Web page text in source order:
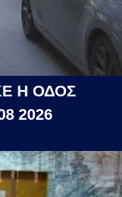
Η ΟΔΟΣ
2026